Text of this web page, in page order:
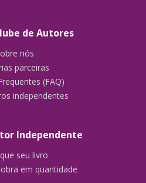
de Autores
nós
parceiras
(FAQ)
independentes
Independente
seu livro
em quantidade